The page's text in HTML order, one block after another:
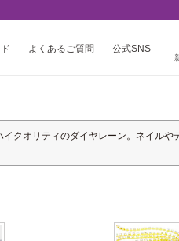
よくあるご質問 公式SNS
クオリティのダイヤレーン。ネイル